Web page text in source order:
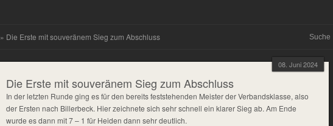
» Die Erste mit souveränem Sieg zum Abschluss
08. Juni 2024
Die Erste mit souveränem Sieg zum Abschluss
In der letzten Runde ging es für den bereits feststehenden Meister der Verbandsklasse, also
der Ersten nach Billerbeck. Hier zeichnete sich sehr schnell ein klarer Sieg ab. Am Ende
wurde es dann mit 7 – 1 für Heiden dann sehr deutlich.